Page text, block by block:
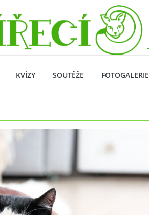
KVÍZY SOUTĚŽE FOTOGALERIE